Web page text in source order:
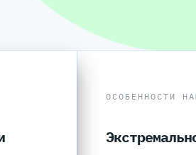
ОСОБЕННОСТИ